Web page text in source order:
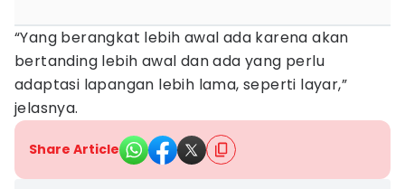
“Yang berangkat lebih awal ada karena akan
bertanding lebih awal dan ada yang perlu
adaptasi lapangan lebih lama, seperti layar,”
jelasnya.
Share Article